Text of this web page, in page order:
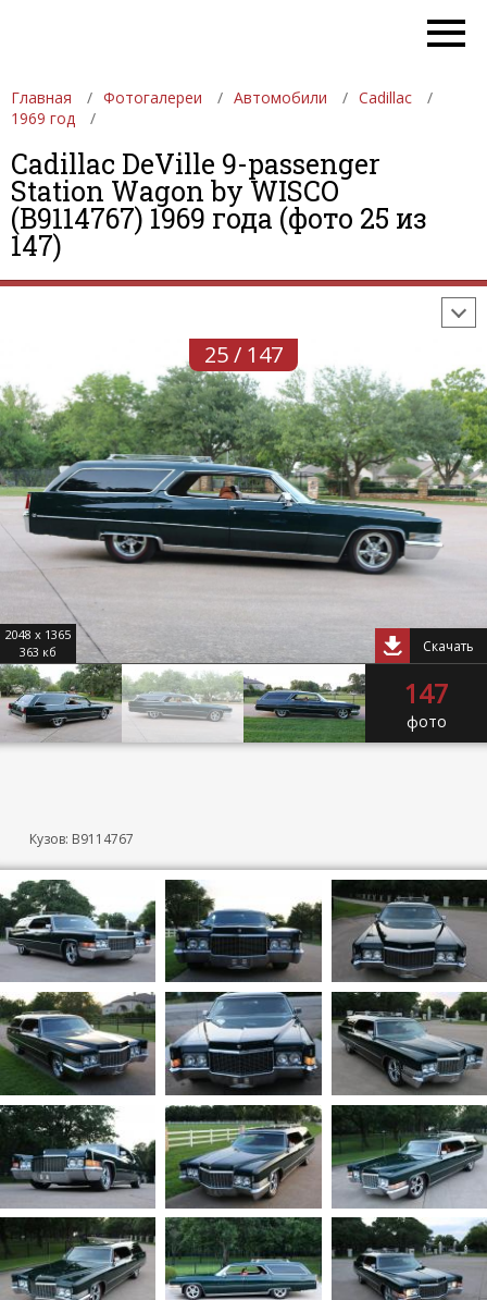
Главная Фотогалереи Автомобили
Cadillac
1969 год
Cadillac DeVille 9-passenger
Station Wagon by WISCO
(B9114767) 1969 года (фото 25 из
147)
ФОТОГАЛЕРЕИ АВТОМОБИЛИ
ДЕВУШКИ
АВТОСАЛОНЫ
25 / 147
2048 x 1365
363 кб
Скачать
147
фото
Кузов: B9114767